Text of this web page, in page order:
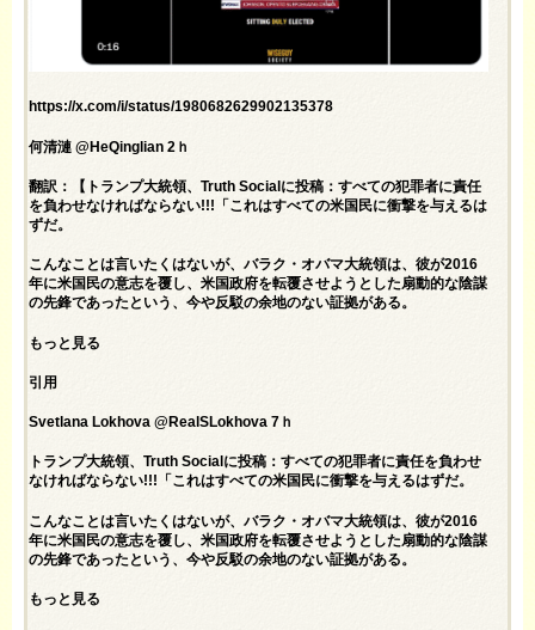
https://x.com/i/status/1980682629902135378
何清漣 @HeQinglian 2ｈ
翻訳：【トランプ大統領、Truth Socialに投稿：すべての犯罪者に責任
を負わせなければならない!!!「これはすべての米国民に衝撃を与えるは
ずだ。
こんなことは言いたくはないが、バラク・オバマ大統領は、彼が2016
年に米国民の意志を覆し、米国政府を転覆させようとした扇動的な陰謀
の先鋒であったという、今や反駁の余地のない証拠がある。
もっと見る
引用
Svetlana Lokhova @RealSLokhova 7ｈ
トランプ大統領、Truth Socialに投稿：すべての犯罪者に責任を負わせ
なければならない!!!「これはすべての米国民に衝撃を与えるはずだ。
こんなことは言いたくはないが、バラク・オバマ大統領は、彼が2016
年に米国民の意志を覆し、米国政府を転覆させようとした扇動的な陰謀
の先鋒であったという、今や反駁の余地のない証拠がある。
もっと見る